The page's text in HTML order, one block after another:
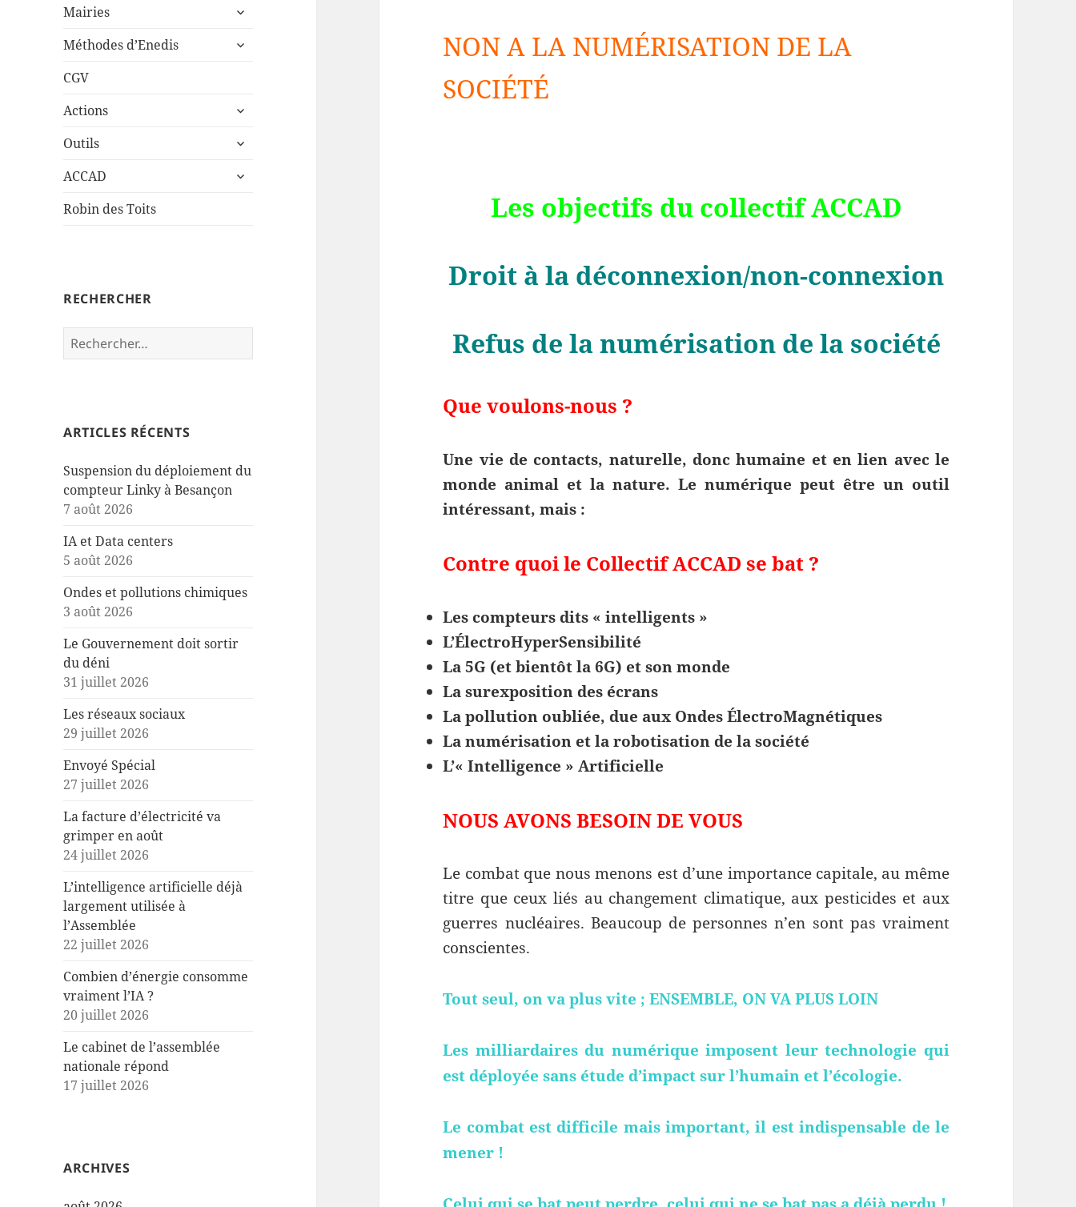
sous-
Mairies
ouvrir
sous-
Méthodes d’Enedis
ouvrir
CGV
Actions
ouvrir
sous-
Outils
ouvrir
sous-
ACCAD
ouvrir
Robin des Toits
RECHERCHER
Rechercher :
ARTICLES RÉCENTS
Suspension du déploiement du
compteur Linky à Besançon
7 août 2026
IA et Data centers
5 août 2026
Ondes et pollutions chimiques
3 août 2026
Le Gouvernement doit sortir
du déni
31 juillet 2026
Les réseaux sociaux
29 juillet 2026
Envoyé Spécial
27 juillet 2026
La facture d’électricité va
grimper en août
24 juillet 2026
L’intelligence artificielle déjà
largement utilisée à
l’Assemblée
22 juillet 2026
Combien d’énergie consomme
vraiment l’IA ?
20 juillet 2026
Le cabinet de l’assemblée
nationale répond
17 juillet 2026
ARCHIVES
NON A LA NUMÉRISATION DE LA
SOCIÉTÉ
Les objectifs du collectif ACCAD
Droit à la déconnexion/non-connexion
Refus de la numérisation de la société
Que voulons-nous ?
Une vie de contacts, naturelle, donc humaine et en lien avec le
monde animal et la nature. Le numérique peut être un outil
intéressant, mais :
Contre quoi le Collectif ACCAD se bat ?
Les compteurs dits « intelligents »
L’ÉlectroHyperSensibilité
La 5G (et bientôt la 6G) et son monde
La surexposition des écrans
La pollution oubliée, due aux Ondes ÉlectroMagnétiques
La numérisation et la robotisation de la société
L’« Intelligence » Artificielle
NOUS AVONS BESOIN DE VOUS
Le combat que nous menons est d’une importance capitale, au même
titre que ceux liés au changement climatique, aux pesticides et aux
guerres nucléaires. Beaucoup de personnes n’en sont pas vraiment
conscientes.
Tout seul, on va plus vite ; ENSEMBLE, ON VA PLUS LOIN
Les milliardaires du numérique imposent leur technologie qui
est déployée sans étude d’impact sur l’humain et l’écologie.
Le combat est difficile mais important, il est indispensable de le
mener !